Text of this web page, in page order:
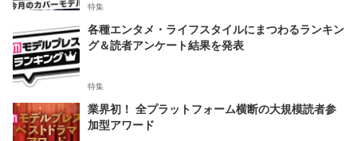
特集
各種エンタメ・ライフスタイルにまつわるランキン
グ＆読者アンケート結果を発表
特集
業界初！ 全プラットフォーム横断の大規模読者参
加型アワード